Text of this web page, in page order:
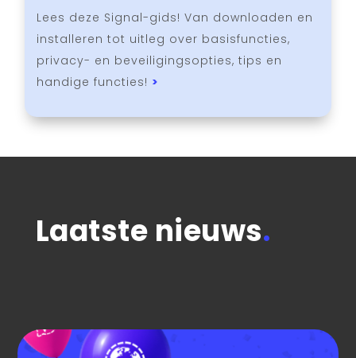
Lees deze Signal-gids! Van downloaden en
installeren tot uitleg over basisfuncties,
privacy- en beveiligingsopties, tips en
handige functies! >
Laatste nieuws.